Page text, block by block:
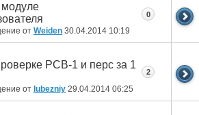
от Weiden 30.04.2014 10:19
0
РСВ-1 и перс за 1
от lubezniy 29.04.2014 06:25
2